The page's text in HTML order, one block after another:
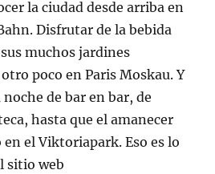
la ciudad desde arriba en
Disfrutar de la bebida
muchos jardines
poco en Paris Moskau. Y
de bar en bar, de
hasta que el amanecer
el Viktoriapark. Eso es lo
sitio web